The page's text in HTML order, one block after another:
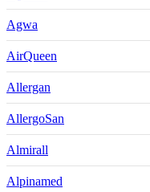
Agwa
AirQueen
Allergan
AllergoSan
Almirall
Alpinamed